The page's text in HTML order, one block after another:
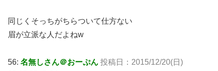
同じくそっちがちらついて仕方ない
眉が立派な人だよねw
56: 名無しさん＠おーぷん 投稿日：2015/12/20(日)